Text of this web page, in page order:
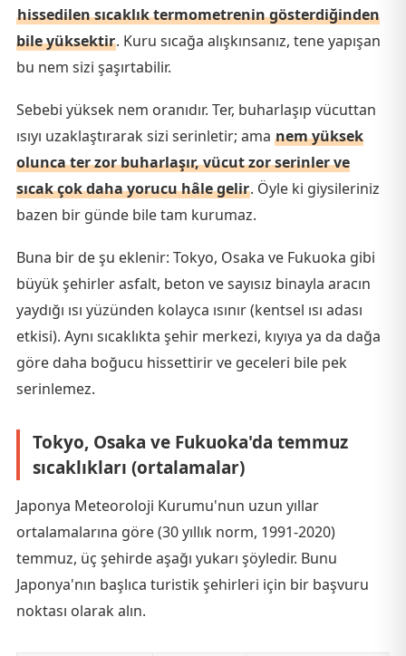
hissedilen sıcaklık termometrenin gösterdiğinden
bile yüksektir. Kuru sıcağa alışkınsanız, tene yapışan
bu nem sizi şaşırtabilir.
Sebebi yüksek nem oranıdır. Ter, buharlaşıp vücuttan
ısıyı uzaklaştırarak sizi serinletir; ama nem yüksek
olunca ter zor buharlaşır, vücut zor serinler ve
sıcak çok daha yorucu hâle gelir. Öyle ki giysileriniz
bazen bir günde bile tam kurumaz.
Buna bir de şu eklenir: Tokyo, Osaka ve Fukuoka gibi
büyük şehirler asfalt, beton ve sayısız binayla aracın
yaydığı ısı yüzünden kolayca ısınır (kentsel ısı adası
etkisi). Aynı sıcaklıkta şehir merkezi, kıyıya ya da dağa
göre daha boğucu hissettirir ve geceleri bile pek
serinlemez.
Tokyo, Osaka ve Fukuoka'da temmuz
sıcaklıkları (ortalamalar)
Japonya Meteoroloji Kurumu'nun uzun yıllar
ortalamalarına göre (30 yıllık norm, 1991-2020)
temmuz, üç şehirde aşağı yukarı şöyledir. Bunu
Japonya'nın başlıca turistik şehirleri için bir başvuru
noktası olarak alın.